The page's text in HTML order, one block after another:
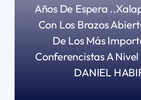
Años De Espera
Con Los Brazos
De Los Más
Conferencistas A
DANIEL